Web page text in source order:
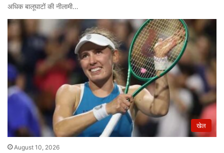
अधिक बालूघाटों की नीलामी…
खेल
August 10, 2026